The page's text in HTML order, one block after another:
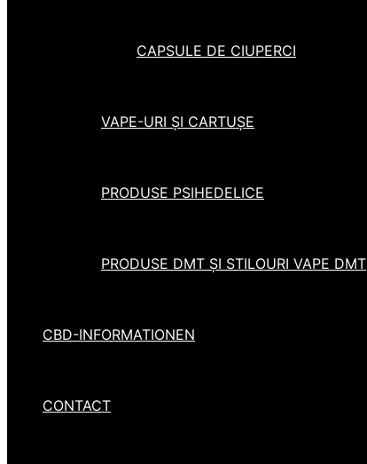
CAPSULE DE CIUPERCI
VAPE-URI ȘI CARTUȘE
PRODUSE PSIHEDELICE
PRODUSE DMT ȘI STILOURI VAPE DMT
CBD-INFORMATIONEN
CONTACT